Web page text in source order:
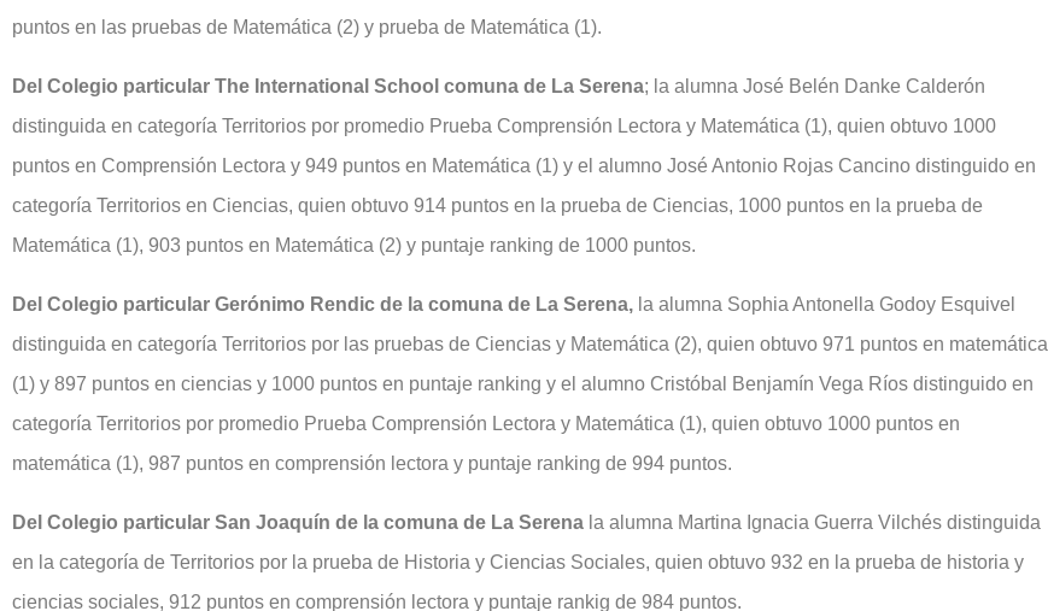
puntos en las pruebas de Matemática (2) y prueba de Matemática (1).
Del Colegio particular The International School comuna de La Serena; la alumna José Belén Danke Calderón
distinguida en categoría Territorios por promedio Prueba Comprensión Lectora y Matemática (1), quien obtuvo 1000
puntos en Comprensión Lectora y 949 puntos en Matemática (1) y el alumno José Antonio Rojas Cancino distinguido en
categoría Territorios en Ciencias, quien obtuvo 914 puntos en la prueba de Ciencias, 1000 puntos en la prueba de
Matemática (1), 903 puntos en Matemática (2) y puntaje ranking de 1000 puntos.
Del Colegio particular Gerónimo Rendic de la comuna de La Serena, la alumna Sophia Antonella Godoy Esquivel
distinguida en categoría Territorios por las pruebas de Ciencias y Matemática (2), quien obtuvo 971 puntos en matemática
(1) y 897 puntos en ciencias y 1000 puntos en puntaje ranking y el alumno Cristóbal Benjamín Vega Ríos distinguido en
categoría Territorios por promedio Prueba Comprensión Lectora y Matemática (1), quien obtuvo 1000 puntos en
matemática (1), 987 puntos en comprensión lectora y puntaje ranking de 994 puntos.
Del Colegio particular San Joaquín de la comuna de La Serena la alumna Martina Ignacia Guerra Vilchés distinguida
en la categoría de Territorios por la prueba de Historia y Ciencias Sociales, quien obtuvo 932 en la prueba de historia y
ciencias sociales, 912 puntos en comprensión lectora y puntaje rankig de 984 puntos.